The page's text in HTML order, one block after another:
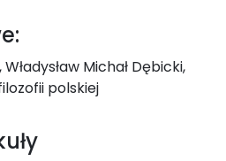
Michał Dębicki,
polskiej